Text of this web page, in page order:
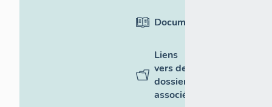
Documentation
Liens
vers des
dossiers
associés